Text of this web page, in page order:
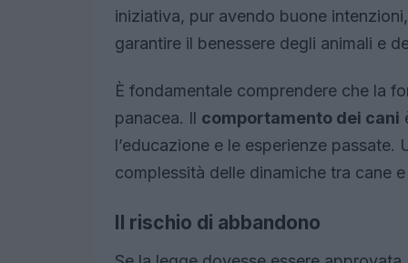
iniziativa, pur avendo buone
garantire il benessere degli animali e
È fondamentale comprendere che la
panacea. Il comportamento dei cani
l’educazione e le esperienze
complessità delle dinamiche tra cane
Il rischio di abbandono